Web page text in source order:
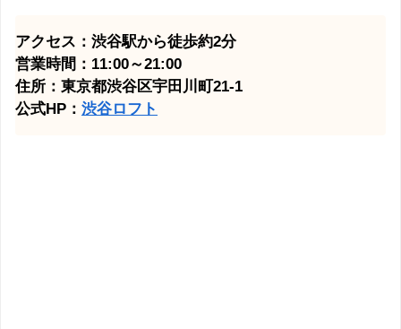
アクセス：渋谷駅から徒歩約2分
営業時間：11:00～21:00
住所：東京都渋谷区宇田川町21-1
公式HP： 渋谷ロフト